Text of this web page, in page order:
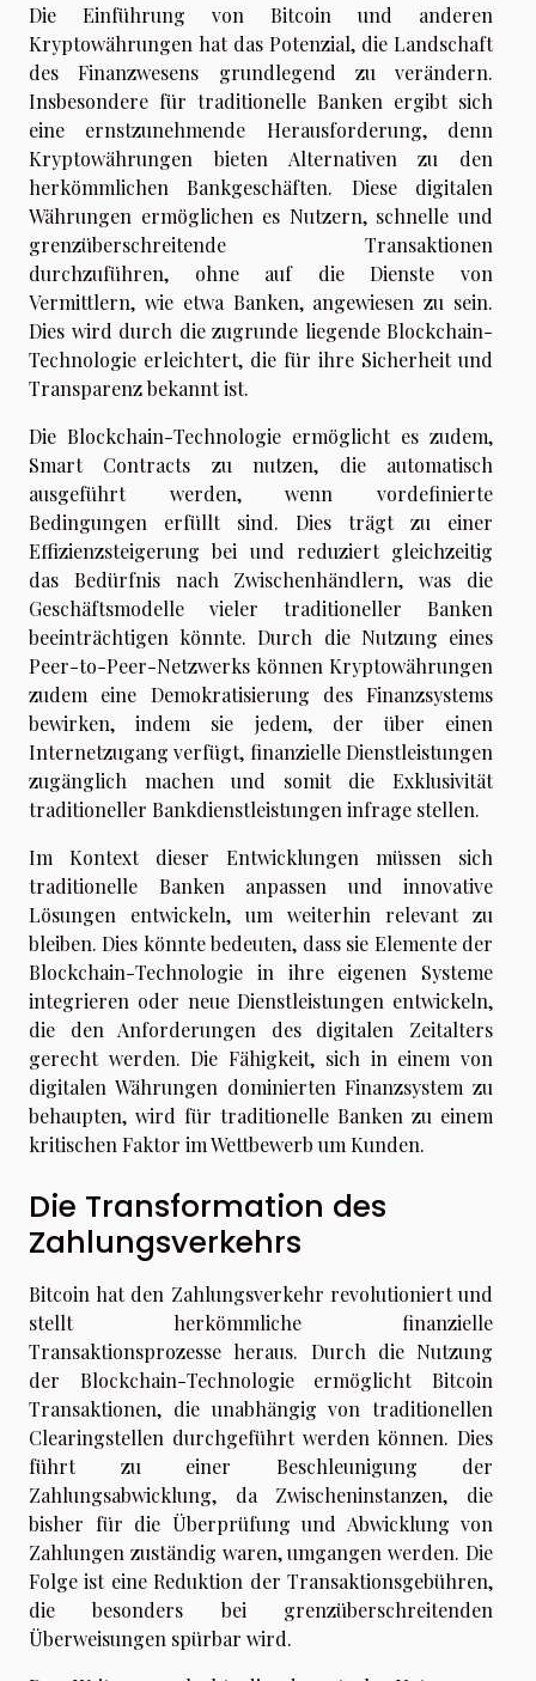
Die Einführung von Bitcoin und anderen
Kryptowährungen hat das Potenzial, die Landschaft
des Finanzwesens grundlegend zu verändern.
Insbesondere für traditionelle Banken ergibt sich
eine ernstzunehmende Herausforderung, denn
Kryptowährungen bieten Alternativen zu den
herkömmlichen Bankgeschäften. Diese digitalen
Währungen ermöglichen es Nutzern, schnelle und
grenzüberschreitende Transaktionen
durchzuführen, ohne auf die Dienste von
Vermittlern, wie etwa Banken, angewiesen zu sein.
Dies wird durch die zugrunde liegende Blockchain-
Technologie erleichtert, die für ihre Sicherheit und
Transparenz bekannt ist.
Die Blockchain-Technologie ermöglicht es zudem,
Smart Contracts zu nutzen, die automatisch
ausgeführt werden, wenn vordefinierte
Bedingungen erfüllt sind. Dies trägt zu einer
Effizienzsteigerung bei und reduziert gleichzeitig
das Bedürfnis nach Zwischenhändlern, was die
Geschäftsmodelle vieler traditioneller Banken
beeinträchtigen könnte. Durch die Nutzung eines
Peer-to-Peer-Netzwerks können Kryptowährungen
zudem eine Demokratisierung des Finanzsystems
bewirken, indem sie jedem, der über einen
Internetzugang verfügt, finanzielle Dienstleistungen
zugänglich machen und somit die Exklusivität
traditioneller Bankdienstleistungen infrage stellen.
Im Kontext dieser Entwicklungen müssen sich
traditionelle Banken anpassen und innovative
Lösungen entwickeln, um weiterhin relevant zu
bleiben. Dies könnte bedeuten, dass sie Elemente der
Blockchain-Technologie in ihre eigenen Systeme
integrieren oder neue Dienstleistungen entwickeln,
die den Anforderungen des digitalen Zeitalters
gerecht werden. Die Fähigkeit, sich in einem von
digitalen Währungen dominierten Finanzsystem zu
behaupten, wird für traditionelle Banken zu einem
kritischen Faktor im Wettbewerb um Kunden.
Die Transformation des
Zahlungsverkehrs
Bitcoin hat den Zahlungsverkehr revolutioniert und
stellt herkömmliche finanzielle
Transaktionsprozesse heraus. Durch die Nutzung
der Blockchain-Technologie ermöglicht Bitcoin
Transaktionen, die unabhängig von traditionellen
Clearingstellen durchgeführt werden können. Dies
führt zu einer Beschleunigung der
Zahlungsabwicklung, da Zwischeninstanzen, die
bisher für die Überprüfung und Abwicklung von
Zahlungen zuständig waren, umgangen werden. Die
Folge ist eine Reduktion der Transaktionsgebühren,
die besonders bei grenzüberschreitenden
Überweisungen spürbar wird.